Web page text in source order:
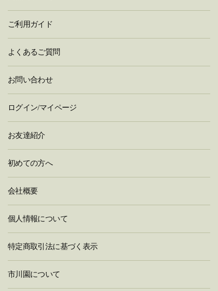
ご利用ガイド
よくあるご質問
お問い合わせ
ログイン/マイページ
お友達紹介
初めての方へ
会社概要
個人情報について
特定商取引法に基づく表示
市川園について